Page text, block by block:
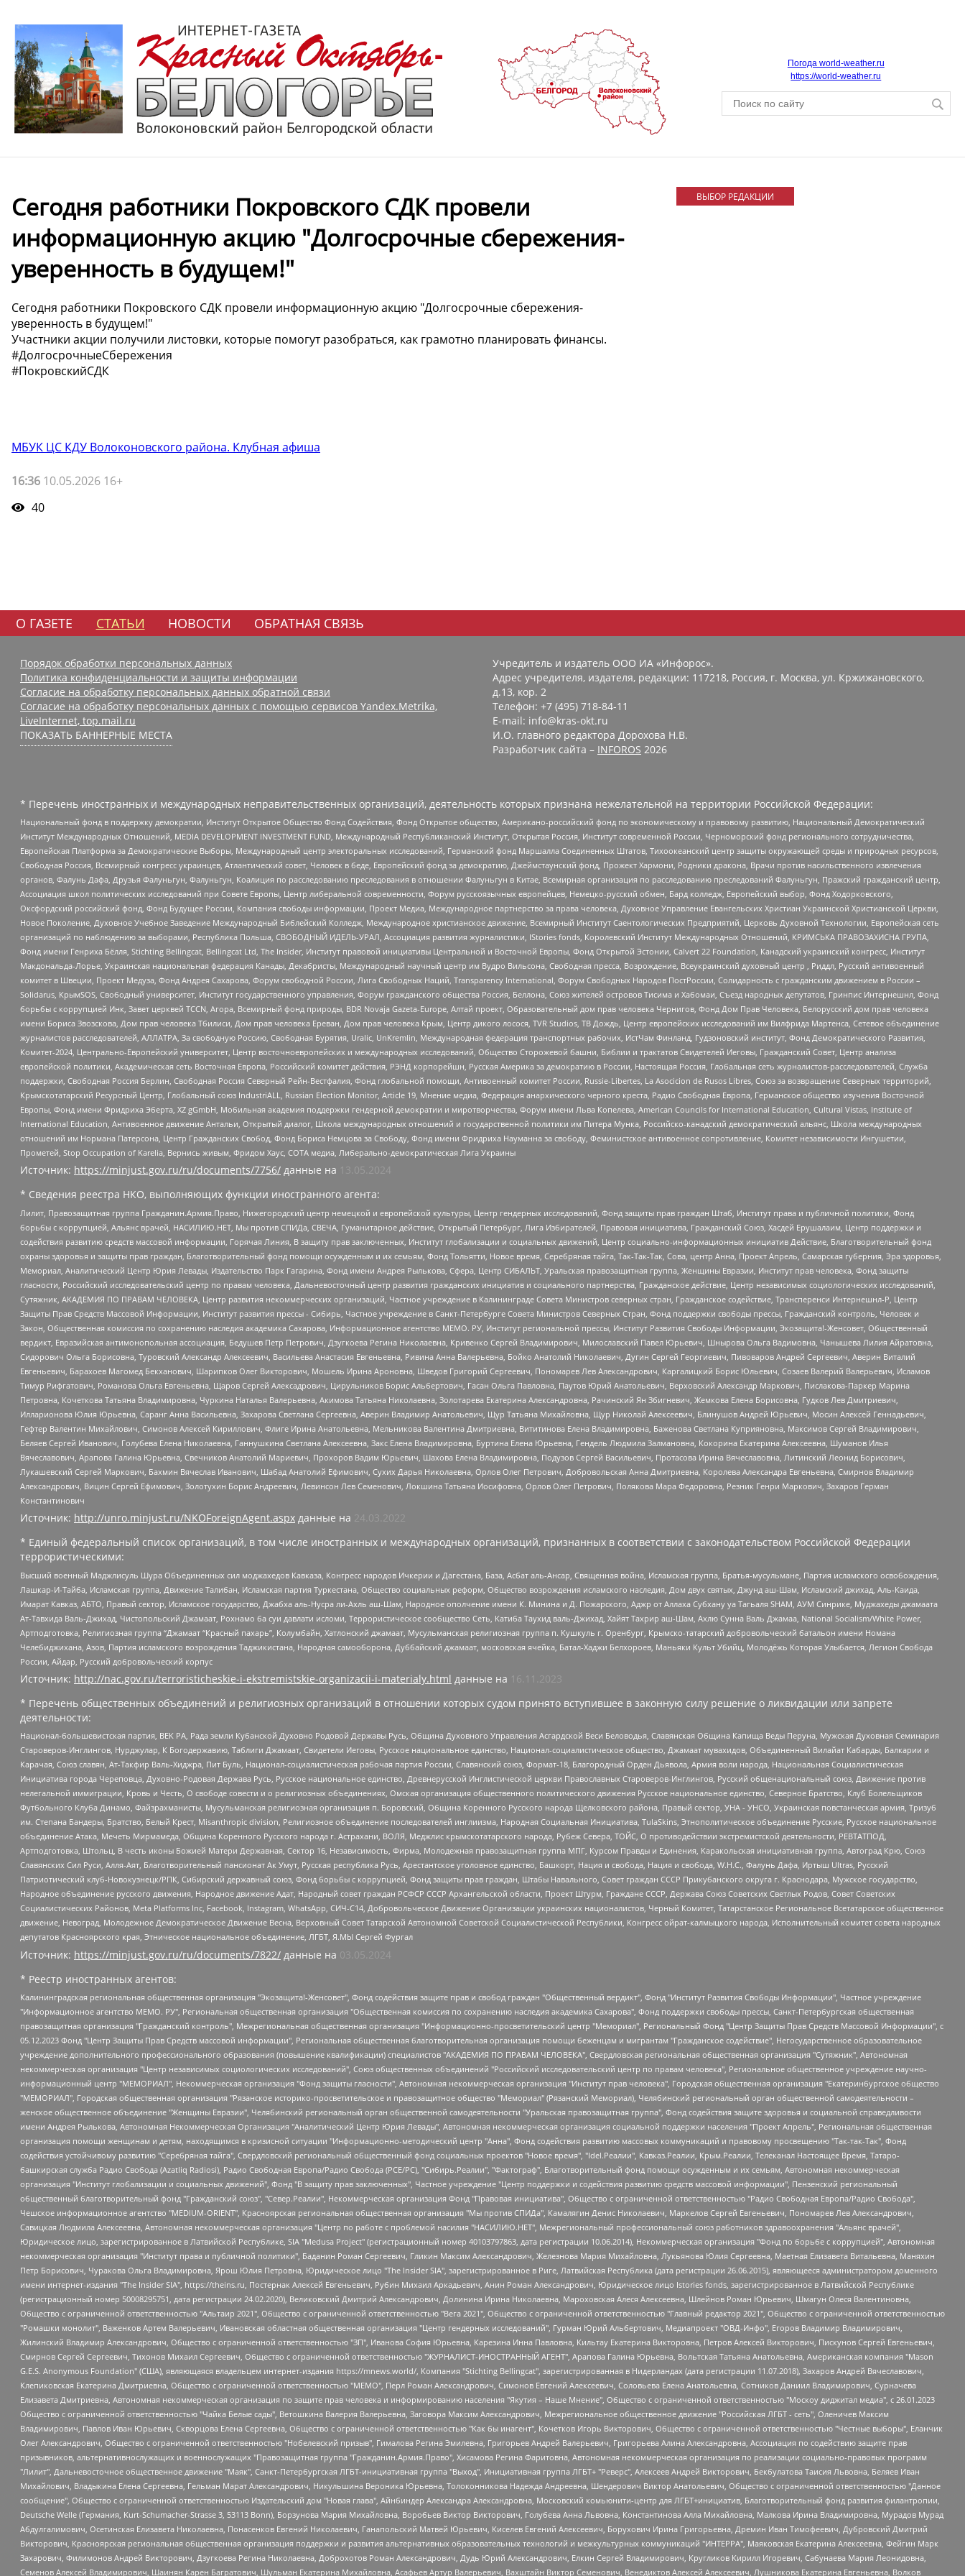
Погода world-weather.ru
https://world-weather.ru
Сегодня работники Покровского СДК провели
информационную акцию "Долгосрочные сбережения-
уверенность в будущем!"
Сегодня работники Покровского СДК провели информационную акцию "Долгосрочные сбережения-
уверенность в будущем!"
Участники акции получили листовки, которые помогут разобраться, как грамотно планировать финансы.
#ДолгосрочныеСбережения
#ПокровскийСДК
МБУК ЦС КДУ Волоконовского района. Клубная афиша
16:36 10.05.2026 16+
40
ВЫБОР РЕДАКЦИИ
О ГАЗЕТЕ СТАТЬИ НОВОСТИ ОБРАТНАЯ СВЯЗЬ
Порядок обработки персональных данных
Политика конфиденциальности и защиты информации
Согласие на обработку персональных данных обратной связи
Согласие на обработку персональных данных с помощью сервисов Yandex.Metrika,
LiveInternet, top.mail.ru
ПОКАЗАТЬ БАННЕРНЫЕ МЕСТА
Учредитель и издатель ООО ИА «Инфорос».
Адрес учредителя, издателя, редакции: 117218, Россия, г. Москва, ул. Кржижановского,
д.13, кор. 2
Телефон: +7 (495) 718-84-11
E-mail: info@kras-okt.ru
И.О. главного редактора Дорохова Н.В.
Разработчик сайта – INFOROS 2026
* Перечень иностранных и международных неправительственных организаций, деятельность которых признана нежелательной на территории Российской Федерации:
Национальный фонд в поддержку демократии, Институт Открытое Общество Фонд Содействия, Фонд Открытое общество, Американо-российский фонд по экономическому и правовому развитию, Национальный Демократический
Институт Международных Отношений, MEDIA DEVELOPMENT INVESTMENT FUND, Международный Республиканский Институт, Открытая Россия, Институт современной России, Черноморский фонд регионального сотрудничества,
Европейская Платформа за Демократические Выборы, Международный центр электоральных исследований, Германский фонд Маршалла Соединенных Штатов, Тихоокеанский центр защиты окружающей среды и природных ресурсов,
Свободная Россия, Всемирный конгресс украинцев, Атлантический совет, Человек в беде, Европейский фонд за демократию, Джеймстаунский фонд, Прожект Хармони, Родники дракона, Врачи против насильственного извлечения
органов, Фалунь Дафа, Друзья Фалуньгун, Фалуньгун, Коалиция по расследованию преследования в отношении Фалуньгун в Китае, Всемирная организация по расследованию преследований Фалуньгун, Пражский гражданский центр,
Ассоциация школ политических исследований при Совете Европы, Центр либеральной современности, Форум русскоязычных европейцев, Немецко-русский обмен, Бард колледж, Европейский выбор, Фонд Ходорковского,
Оксфордский российский фонд, Фонд Будущее России, Компания свободы информации, Проект Медиа, Международное партнерство за права человека, Духовное Управление Евангельских Христиан Украинской Христианской Церкви,
Новое Поколение, Духовное Учебное Заведение Международный Библейский Колледж, Международное христианское движение, Всемирный Институт Саентологических Предприятий, Церковь Духовной Технологии, Европейская сеть
организаций по наблюдению за выборами, Республика Польша, СВОБОДНЫЙ ИДЕЛЬ-УРАЛ, Ассоциация развития журналистики, IStories fonds, Королевский Институт Международных Отношений, КРИМСЬКА ПРАВОЗАХИСНА ГРУПА,
Фонд имени Генриха Бёлля, Stichting Bellingcat, Bellingcat Ltd, The Insider, Институт правовой инициативы Центральной и Восточной Европы, Фонд Открытой Эстонии, Calvert 22 Foundation, Канадский украинский конгресс, Институт
Макдональда-Лорье, Украинская национальная федерация Канады, Декабристы, Международный научный центр им Вудро Вильсона, Свободная пресса, Возрождение, Всеукраинский духовный центр , Риддл, Русский антивоенный
комитет в Швеции, Проект Медуза, Фонд Андрея Сахарова, Форум свободной России, Лига Свободных Наций, Transparеncy International, Форум Свободных Народов ПостРоссии, Солидарность с гражданским движением в России –
Solidarus, КрымSOS, Свободный университет, Институт государственного управления, Форум гражданского общества Россия, Беллона, Союз жителей островов Тисима и Хабомаи, Съезд народных депутатов, Гринпис Интернешнл, Фонд
борьбы с коррупцией Инк, Завет церквей TCCN, Агора, Всемирный фонд природы, BDR Novaja Gazeta-Europe, Алтай проект, Образовательный дом прав человека Чернигов, Фонд Дом Прав Человека, Белорусский дом прав человека
имени Бориса Звозскова, Дом прав человека Тбилиси, Дом прав человека Ереван, Дом прав человека Крым, Центр дикого лосося, TVR Studios, ТВ Дождь, Центр европейских исследований им Вилфрида Мартенса, Сетевое объединение
журналистов расследователей, АЛЛАТРА, За свободную Россию, Свободная Бурятия, Uralic, UnKremlin, Международная федерация транспортных рабочих, ИстЧам Финланд, Гудзоновский институт, Фонд Демократического Развития,
Комитет-2024, Центрально-Европейский университет, Центр восточноевропейских и международных исследований, Общество Сторожевой башни, Библии и трактатов Свидетелей Иеговы, Гражданский Совет, Центр анализа
европейской политики, Академическая сеть Восточная Европа, Российский комитет действия, РЭНД корпорейшн, Русская Америка за демократию в России, Настоящая Россия, Глобальная сеть журналистов-расследователей, Служба
поддержки, Свободная Россия Берлин, Свободная Россия Северный Рейн-Вестфалия, Фонд глобальной помощи, Антивоенный комитет России, Russie-Libertes, La Asocicion de Rusos Libres, Союз за возвращение Северных территорий,
Крымскотатарский Ресурсный Центр, Глобальный союз IndustriALL, Russian Election Monitor, Article 19, Мнение медиа, Федерация анархического черного креста, Радио Свободная Европа, Германское общество изучения Восточной
Европы, Фонд имени Фридриха Эберта, XZ gGmbH, Мобильная академия поддержки гендерной демократии и миротворчества, Форум имени Льва Копелева, American Councils for International Education, Cultural Vistas, Institute of
International Education, Антивоенное движение Антальи, Открытый диалог, Школа международных отношений и государственной политики им Питера Мунка, Российско-канадский демократический альянс, Школа международных
отношений им Нормана Патерсона, Центр Гражданских Свобод, Фонд Бориса Немцова за Свободу, Фонд имени Фридриха Науманна за свободу, Феминистское антивоенное сопротивление, Комитет независимости Ингушетии,
Прометей, Stop Occupation of Karelia, Вернись живым, Фридом Хаус, СОТА медиа, Либерально-демократическая Лига Украины
Источник: https://minjust.gov.ru/ru/documents/7756/ данные на
13.05.2024
* Сведения реестра НКО, выполняющих функции иностранного агента:
Лилит, Правозащитная группа Гражданин.Армия.Право, Нижегородский центр немецкой и европейской культуры, Центр гендерных исследований, Фонд защиты прав граждан Штаб, Институт права и публичной политики, Фонд
борьбы с коррупцией, Альянс врачей, НАСИЛИЮ.НЕТ, Мы против СПИДа, СВЕЧА, Гуманитарное действие, Открытый Петербург, Лига Избирателей, Правовая инициатива, Гражданский Союз, Хасдей Ерушалаим, Центр поддержки и
содействия развитию средств массовой информации, Горячая Линия, В защиту прав заключенных, Институт глобализации и социальных движений, Центр социально-информационных инициатив Действие, Благотворительный фонд
охраны здоровья и защиты прав граждан, Благотворительный фонд помощи осужденным и их семьям, Фонд Тольятти, Новое время, Серебряная тайга, Так-Так-Так, Сова, центр Анна, Проект Апрель, Самарская губерния, Эра здоровья,
Мемориал, Аналитический Центр Юрия Левады, Издательство Парк Гагарина, Фонд имени Андрея Рылькова, Сфера, Центр СИБАЛЬТ, Уральская правозащитная группа, Женщины Евразии, Институт прав человека, Фонд защиты
гласности, Российский исследовательский центр по правам человека, Дальневосточный центр развития гражданских инициатив и социального партнерства, Гражданское действие, Центр независимых социологических исследований,
Сутяжник, АКАДЕМИЯ ПО ПРАВАМ ЧЕЛОВЕКА, Центр развития некоммерческих организаций, Частное учреждение в Калининграде Совета Министров северных стран, Гражданское содействие, Трансперенси Интернешнл-Р, Центр
Защиты Прав Средств Массовой Информации, Институт развития прессы - Сибирь, Частное учреждение в Санкт-Петербурге Совета Министров Северных Стран, Фонд поддержки свободы прессы, Гражданский контроль, Человек и
Закон, Общественная комиссия по сохранению наследия академика Сахарова, Информационное агентство МЕМО. РУ, Институт региональной прессы, Институт Развития Свободы Информации, Экозащита!-Женсовет, Общественный
вердикт, Евразийская антимонопольная ассоциация, Бедушев Петр Петрович, Дзугкоева Регина Николаевна, Кривенко Сергей Владимирович, Милославский Павел Юрьевич, Шнырова Ольга Вадимовна, Чанышева Лилия Айратовна,
Сидорович Ольга Борисовна, Туровский Александр Алексеевич, Васильева Анастасия Евгеньевна, Ривина Анна Валерьевна, Бойко Анатолий Николаевич, Дугин Сергей Георгиевич, Пивоваров Андрей Сергеевич, Аверин Виталий
Евгеньевич, Барахоев Магомед Бекханович, Шарипков Олег Викторович, Мошель Ирина Ароновна, Шведов Григорий Сергеевич, Пономарев Лев Александрович, Каргалицкий Борис Юльевич, Созаев Валерий Валерьевич, Исламов
Тимур Рифгатович, Романова Ольга Евгеньевна, Щаров Сергей Алексадрович, Цирульников Борис Альбертович, Гасан Ольга Павловна, Паутов Юрий Анатольевич, Верховский Александр Маркович, Пислакова-Паркер Марина
Петровна, Кочеткова Татьяна Владимировна, Чуркина Наталья Валерьевна, Акимова Татьяна Николаевна, Золотарева Екатерина Александровна, Рачинский Ян Збигневич, Жемкова Елена Борисовна, Гудков Лев Дмитриевич,
Илларионова Юлия Юрьевна, Саранг Анна Васильевна, Захарова Светлана Сергеевна, Аверин Владимир Анатольевич, Щур Татьяна Михайловна, Щур Николай Алексеевич, Блинушов Андрей Юрьевич, Мосин Алексей Геннадьевич,
Гефтер Валентин Михайлович, Симонов Алексей Кириллович, Флиге Ирина Анатольевна, Мельникова Валентина Дмитриевна, Вититинова Елена Владимировна, Баженова Светлана Куприяновна, Максимов Сергей Владимирович,
Беляев Сергей Иванович, Голубева Елена Николаевна, Ганнушкина Светлана Алексеевна, Закс Елена Владимировна, Буртина Елена Юрьевна, Гендель Людмила Залмановна, Кокорина Екатерина Алексеевна, Шуманов Илья
Вячеславович, Арапова Галина Юрьевна, Свечников Анатолий Мариевич, Прохоров Вадим Юрьевич, Шахова Елена Владимировна, Подузов Сергей Васильевич, Протасова Ирина Вячеславовна, Литинский Леонид Борисович,
Лукашевский Сергей Маркович, Бахмин Вячеслав Иванович, Шабад Анатолий Ефимович, Сухих Дарья Николаевна, Орлов Олег Петрович, Добровольская Анна Дмитриевна, Королева Александра Евгеньевна, Смирнов Владимир
Александрович, Вицин Сергей Ефимович, Золотухин Борис Андреевич, Левинсон Лев Семенович, Локшина Татьяна Иосифовна, Орлов Олег Петрович, Полякова Мара Федоровна, Резник Генри Маркович, Захаров Герман
Константинович
Источник: http://unro.minjust.ru/NKOForeignAgent.aspx данные на 24.03.2022
* Единый федеральный список организаций, в том числе иностранных и международных организаций, признанных в соответствии с законодательством Российской Федерации
террористическими:
Высший военный Маджлисуль Шура Объединенных сил моджахедов Кавказа, Конгресс народов Ичкерии и Дагестана, База, Асбат аль-Ансар, Священная война, Исламская группа, Братья-мусульмане, Партия исламского освобождения,
Лашкар-И-Тайба, Исламская группа, Движение Талибан, Исламская партия Туркестана, Общество социальных реформ, Общество возрождения исламского наследия, Дом двух святых, Джунд аш-Шам, Исламский джихад, Аль-Каида,
Имарат Кавказ, АБТО, Правый сектор, Исламское государство, Джабха аль-Нусра ли-Ахль аш-Шам, Народное ополчение имени К. Минина и Д. Пожарского, Аджр от Аллаха Субхану уа Тагьаля SHAM, АУМ Синрике, Муджахеды джамаата
Ат-Тавхида Валь-Джихад, Чистопольский Джамаат, Рохнамо ба суи давлати исломи, Террористическое сообщество Сеть, Катиба Таухид валь-Джихад, Хайят Тахрир аш-Шам, Ахлю Сунна Валь Джамаа, National Socialism/White Power,
Артподготовка, Религиозная группа “Джамаат “Красный пахарь”, Колумбайн, Хатлонский джамаат, Мусульманская религиозная группа п. Кушкуль г. Оренбург, Крымско-татарский добровольческий батальон имени Номана
Челебиджихана, Азов, Партия исламского возрождения Таджикистана, Народная самооборона, Дуббайский джамаат, московская ячейка, Батал-Хаджи Белхороев, Маньяки Культ Убийц, Молодёжь Которая Улыбается, Легион Свобода
России, Айдар, Русский добровольческий корпус
Источник: http://nac.gov.ru/terroristicheskie-i-ekstremistskie-organizacii-i-materialy.html данные на
16.11.2023
* Перечень общественных объединений и религиозных организаций в отношении которых судом принято вступившее в законную силу решение о ликвидации или запрете
деятельности:
Национал-большевистская партия, ВЕК РА, Рада земли Кубанской Духовно Родовой Державы Русь, Община Духовного Управления Асгардской Веси Беловодья, Славянская Община Капища Веды Перуна, Мужская Духовная Семинария
Староверов-Инглингов, Нурджулар, К Богодержавию, Таблиги Джамаат, Свидетели Иеговы, Русское национальное единство, Национал-социалистическое общество, Джамаат мувахидов, Объединенный Вилайат Кабарды, Балкарии и
Карачая, Союз славян, Ат-Такфир Валь-Хиджра, Пит Буль, Национал-социалистическая рабочая партия России, Славянский союз, Формат-18, Благородный Орден Дьявола, Армия воли народа, Национальная Социалистическая
Инициатива города Череповца, Духовно-Родовая Держава Русь, Русское национальное единство, Древнерусской Инглистической церкви Православных Староверов-Инглингов, Русский общенациональный союз, Движение против
нелегальной иммиграции, Кровь и Честь, О свободе совести и о религиозных объединениях, Омская организация общественного политического движения Русское национальное единство, Северное Братство, Клуб Болельщиков
Футбольного Клуба Динамо, Файзрахманисты, Мусульманская религиозная организация п. Боровский, Община Коренного Русского народа Щелковского района, Правый сектор, УНА - УНСО, Украинская повстанческая армия, Тризуб
им. Степана Бандеры, Братство, Белый Крест, Misanthropic division, Религиозное объединение последователей инглиизма, Народная Социальная Инициатива, TulaSkins, Этнополитическое объединение Русские, Русское национальное
объединение Атака, Мечеть Мирмамеда, Община Коренного Русского народа г. Астрахани, ВОЛЯ, Меджлис крымскотатарского народа, Рубеж Севера, ТОЙС, О противодействии экстремистской деятельности, РЕВТАТПОД,
Артподготовка, Штольц, В честь иконы Божией Матери Державная, Сектор 16, Независимость, Фирма, Молодежная правозащитная группа МПГ, Курсом Правды и Единения, Каракольская инициативная группа, Автоград Крю, Союз
Славянских Сил Руси, Алля-Аят, Благотворительный пансионат Ак Умут, Русская республика Русь, Арестантское уголовное единство, Башкорт, Нация и свобода, Нация и свобода, W.H.С., Фалунь Дафа, Иртыш Ultras, Русский
Патриотический клуб-Новокузнецк/РПК, Сибирский державный союз, Фонд борьбы с коррупцией, Фонд защиты прав граждан, Штабы Навального, Совет граждан СССР Прикубанского округа г. Краснодара, Мужское государство,
Народное объединение русского движения, Народное движение Адат, Народный совет граждан РСФСР СССР Архангельской области, Проект Штурм, Граждане СССР, Держава Союз Советских Светлых Родов, Совет Советских
Социалистических Районов, Meta Platforms Inc, Facebook, Instagram, WhatsApp, СИЧ-С14, Добровольческое Движение Организации украинских националистов, Черный Комитет, Татарстанское Региональное Всетатарское общественное
движение, Невоград, Молодежное Демократическое Движение Весна, Верховный Совет Татарской Автономной Советской Социалистической Республики, Конгресс ойрат-калмыцкого народа, Исполнительный комитет совета народных
депутатов Красноярского края, Этническое национальное объединение, ЛГБТ, Я.МЫ Сергей Фургал
Источник: https://minjust.gov.ru/ru/documents/7822/ данные на 03.05.2024
* Реестр иностранных агентов:
Калининградская региональная общественная организация "Экозащита!-Женсовет", Фонд содействия защите прав и свобод граждан "Общественный вердикт", Фонд "Институт Развития Свободы Информации", Частное учреждение "Информационное агентство МЕМО. РУ", Региональная общественная организация "Общественная комиссия по сохранению наследия академика Сахарова", Фонд поддержки свободы прессы, Санкт-Петербургская общественная правозащитная организация "Гражданский контроль", Межрегиональная общественная организация "Информационно-просветительский центр "Мемориал", Региональный Фонд "Центр Защиты Прав Средств Массовой Информации", с 05.12.2023 Фонд "Центр Защиты Прав Средств массовой информации", Региональная общественная благотворительная организация помощи беженцам и мигрантам "Гражданское содействие", Негосударственное образовательное учреждение дополнительного профессионального образования (повышение квалификации) специалистов "АКАДЕМИЯ ПО ПРАВАМ ЧЕЛОВЕКА", Свердловская региональная общественная организация "Сутяжник", Автономная некоммерческая организация "Центр независимых социологических исследований", Союз общественных объединений "Российский исследовательский центр по правам человека", Региональное общественное учреждение научно-информационный центр "МЕМОРИАЛ", Некоммерческая организация "Фонд защиты гласности", Автономная некоммерческая организация "Институт прав человека", Городская общественная организация "Екатеринбургское общество "МЕМОРИАЛ", Городская общественная организация "Рязанское историко-просветительское и правозащитное общество "Мемориал" (Рязанский Мемориал), Челябинский региональный орган общественной самодеятельности – женское общественное объединение "Женщины Евразии", Челябинский региональный орган общественной самодеятельности "Уральская правозащитная группа", Фонд содействия защите здоровья и социальной справедливости имени Андрея Рылькова, Автономная Некоммерческая Организация "Аналитический Центр Юрия Левады", Автономная некоммерческая организация социальной поддержки населения "Проект Апрель", Региональная общественная организация помощи женщинам и детям, находящимся в кризисной ситуации "Информационно-методический центр "Анна", Фонд содействия развитию массовых коммуникаций и правовому просвещению "Так-так-Так", Фонд содействия устойчивому развитию "Серебряная тайга", Свердловский региональный общественный фонд социальных проектов "Новое время", "Idel.Реалии", Кавказ.Реалии, Крым.Реалии, Телеканал Настоящее Время, Татаро-башкирская служба Радио Свобода (Azatliq Radiosi), Радио Свободная Европа/Радио Свобода (PCE/PC), "Сибирь.Реалии", "Фактограф", Благотворительный фонд помощи осужденным и их семьям, Автономная некоммерческая организация "Институт глобализации и социальных движений", Фонд "В защиту прав заключенных", Частное учреждение "Центр поддержки и содействия развитию средств массовой информации", Пензенский региональный общественный благотворительный фонд "Гражданский союз", "Север.Реалии", Некоммерческая организация Фонд "Правовая инициатива", Общество с ограниченной ответственностью "Радио Свободная Европа/Радио Свобода", Чешское информационное агентство "MEDIUM-ORIENT", Красноярская региональная общественная организация "Мы против СПИДа", Камалягин Денис Николаевич, Маркелов Сергей Евгеньевич, Пономарев Лев Александрович, Савицкая Людмила Алексеевна, Автономная некоммерческая организация "Центр по работе с проблемой насилия "НАСИЛИЮ.НЕТ", Межрегиональный профессиональный союз работников здравоохранения "Альянс врачей", Юридическое лицо, зарегистрированное в Латвийской Республике, SIA "Medusa Project" (регистрационный номер 40103797863, дата регистрации 10.06.2014), Некоммерческая организация "Фонд по борьбе с коррупцией", Автономная некоммерческая организация "Институт права и публичной политики", Баданин Роман Сергеевич, Гликин Максим Александрович, Железнова Мария Михайловна, Лукьянова Юлия Сергеевна, Маетная Елизавета Витальевна, Маняхин Петр Борисович, Чуракова Ольга Владимировна, Ярош Юлия Петровна, Юридическое лицо "The Insider SIA", зарегистрированное в Риге, Латвийская Республика (дата регистрации 26.06.2015), являющееся администратором доменного имени интернет-издания "The Insider SIA", https://theins.ru, Постернак Алексей Евгеньевич, Рубин Михаил Аркадьевич, Анин Роман Александрович, Юридическое лицо Istories fonds, зарегистрированное в Латвийской Республике (регистрационный номер 50008295751, дата регистрации 24.02.2020), Великовский Дмитрий Александрович, Долинина Ирина Николаевна, Мароховская Алеся Алексеевна, Шлейнов Роман Юрьевич, Шмагун Олеся Валентиновна, Общество с ограниченной ответственностью "Альтаир 2021", Общество с ограниченной ответственностью "Вега 2021", Общество с ограниченной ответственностью "Главный редактор 2021", Общество с ограниченной ответственностью "Ромашки монолит", Важенков Артем Валерьевич, Ивановская областная общественная организация "Центр гендерных исследований", Гурман Юрий Альбертович, Медиапроект "ОВД-Инфо", Егоров Владимир Владимирович, Жилинский Владимир Александрович, Общество с ограниченной ответственностью "ЗП", Иванова София Юрьевна, Карезина Инна Павловна, Кильтау Екатерина Викторовна, Петров Алексей Викторович, Пискунов Сергей Евгеньевич, Смирнов Сергей Сергеевич, Тихонов Михаил Сергеевич, Общество с ограниченной ответственностью "ЖУРНАЛИСТ-ИНОСТРАННЫЙ АГЕНТ", Арапова Галина Юрьевна, Вольтская Татьяна Анатольевна, Американская компания "Mason G.E.S. Anonymous Foundation" (США), являющаяся владельцем интернет-издания https://mnews.world/, Компания "Stichting Bellingcat", зарегистрированная в Нидерландах (дата регистрации 11.07.2018), Захаров Андрей Вячеславович, Клепиковская Екатерина Дмитриевна, Общество с ограниченной ответственностью "МЕМО", Перл Роман Александрович, Симонов Евгений Алексеевич, Соловьева Елена Анатольевна, Сотников Даниил Владимирович, Сурначева Елизавета Дмитриевна, Автономная некоммерческая организация по защите прав человека и информированию населения "Якутия – Наше Мнение", Общество с ограниченной ответственностью "Москоу диджитал медиа", с 26.01.2023 Общество с ограниченной ответственностью "Чайка Белые сады", Ветошкина Валерия Валерьевна, Заговора Максим Александрович, Межрегиональное общественное движение "Российская ЛГБТ - сеть", Оленичев Максим Владимирович, Павлов Иван Юрьевич, Скворцова Елена Сергеевна, Общество с ограниченной ответственностью "Как бы инагент", Кочетков Игорь Викторович, Общество с ограниченной ответственностью "Честные выборы", Еланчик Олег Александрович, Общество с ограниченной ответственностью "Нобелевский призыв", Гималова Регина Эмилевна, Григорьев Андрей Валерьевич, Григорьева Алина Александровна, Ассоциация по содействию защите прав призывников, альтернативнослужащих и военнослужащих "Правозащитная группа "Гражданин.Армия.Право", Хисамова Регина Фаритовна, Автономная некоммерческая организация по реализации социально-правовых программ "Лилит", Дальневосточное общественное движение "Маяк", Санкт-Петербургская ЛГБТ-инициативная группа "Выход", Инициативная группа ЛГБТ+ "Реверс", Алексеев Андрей Викторович, Бекбулатова Таисия Львовна, Беляев Иван Михайлович, Владыкина Елена Сергеевна, Гельман Марат Александрович, Никульшина Вероника Юрьевна, Толоконникова Надежда Андреевна, Шендерович Виктор Анатольевич, Общество с ограниченной ответственностью "Данное сообщение", Общество с ограниченной ответственностью Издательский дом "Новая глава", Айнбиндер Александра Александровна, Московский комьюнити-центр для ЛГБТ+инициатив, Благотворительный фонд развития филантропии, Deutsche Welle (Германия, Kurt-Schumacher-Strasse 3, 53113 Bonn), Борзунова Мария Михайловна, Воробьев Виктор Викторович, Голубева Анна Львовна, Константинова Алла Михайловна, Малкова Ирина Владимировна, Мурадов Мурад Абдулгалимович, Осетинская Елизавета Николаевна, Понасенков Евгений Николаевич, Ганапольский Матвей Юрьевич, Киселев Евгений Алексеевич, Борухович Ирина Григорьевна, Дремин Иван Тимофеевич, Дубровский Дмитрий Викторович, Красноярская региональная общественная организация поддержки и развития альтернативных образовательных технологий и межкультурных коммуникаций "ИНТЕРРА", Маяковская Екатерина Алексеевна, Фейгин Марк Захарович, Филимонов Андрей Викторович, Дзугкоева Регина Николаевна, Доброхотов Роман Александрович, Дудь Юрий Александрович, Елкин Сергей Владимирович, Кругликов Кирилл Игоревич, Сабунаева Мария Леонидовна, Семенов Алексей Владимирович, Шаинян Карен Багратович, Шульман Екатерина Михайловна, Асафьев Артур Валерьевич, Вахштайн Виктор Семенович, Венедиктов Алексей Алексеевич, Лушникова Екатерина Евгеньевна, Волков Леонид Михайлович, Невзоров Александр Глебович, Пархоменко Сергей Борисович, Сироткин Ярослав Николаевич, Кара-Мурза Владимир Владимирович, Баранова Наталья Владимировна, Гозман Леонид Яковлевич, Кагарлицкий Борис Юльевич, Климарев Михаил Валерьевич, Милов Владимир Станиславович, Автономная некоммерческая организация Краснодарский центр современного искусства "Типография", Моргенштерн Алишер Тагирович, Соболь Любовь Эдуардовна, Общество с ограниченной ответственностью "ЛИЗА НОРМ", Каспаров Гарри Кимович, Ходорковский Михаил Борисович, Общество с ограниченной ответственностью "Апрельские тезисы", Данилович Ирина Брониславовна, Кашин Олег Владимирович, Петров Николай Владимирович, Пивоваров Алексей Владимирович, Соколов Михаил Владимирович, Цветкова Юлия Владимировна, Чичваркин Евгений Александрович, Комитет против пыток/Команда против пыток, Общество с ограниченной ответственностью "Первый научный", Общество с ограниченной ответственностью "Вертолет и ко", Белоцерковская Вероника Борисовна, Кац Максим Евгеньевич, Лазарева Татьяна Юрьевна, Шаведдинов Руслан Табризович, Яшин Илья Валерьевич, Общество с ограниченной ответственностью "Иноагент ААВ", Алешковский Дмитрий Петрович, Альбац Евгения Марковна, Быков Дмитрий Львович, Галямина Юлия Евгеньевна, Лойко Сергей Леонидович, Мартынов Кирилл Константинович, Медведев Сергей Александрович, Крашенинников Федор Геннадиевич, Гордеева Катерина Вл